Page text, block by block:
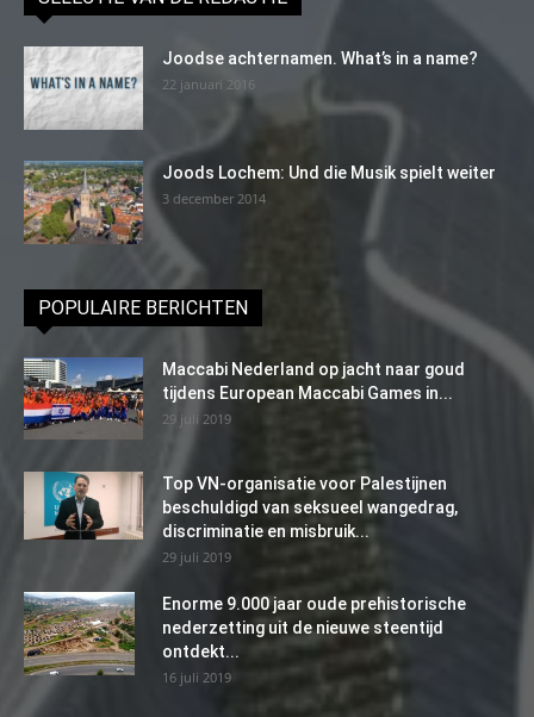
Joodse achternamen. What’s in a name?
22 januari 2016
Joods Lochem: Und die Musik spielt weiter
3 december 2014
POPULAIRE BERICHTEN
Maccabi Nederland op jacht naar goud
tijdens European Maccabi Games in...
29 juli 2019
Top VN-organisatie voor Palestijnen
beschuldigd van seksueel wangedrag,
discriminatie en misbruik...
29 juli 2019
Enorme 9.000 jaar oude prehistorische
nederzetting uit de nieuwe steentijd
ontdekt...
16 juli 2019